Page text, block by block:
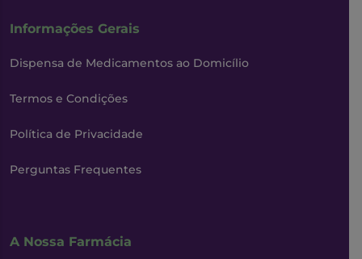
Informações Gerais
Dispensa de Medicamentos ao Domicílio
Termos e Condições
Política de Privacidade
Perguntas Frequentes
A Nossa Farmácia